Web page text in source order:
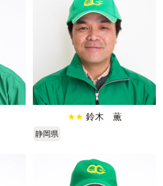
★★ 鈴木 薫
静岡県